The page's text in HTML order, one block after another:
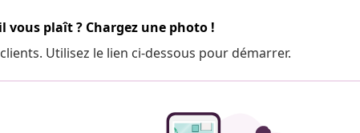
vous plaît ? Chargez une photo !
Utilisez le lien ci-dessous pour démarrer.